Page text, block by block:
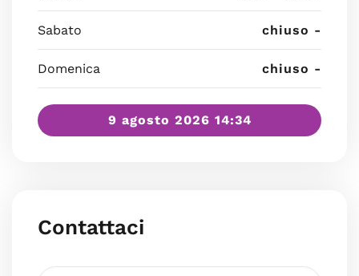
Sabato chiuso -
Domenica chiuso -
9 agosto 2026 14:34
Contattaci